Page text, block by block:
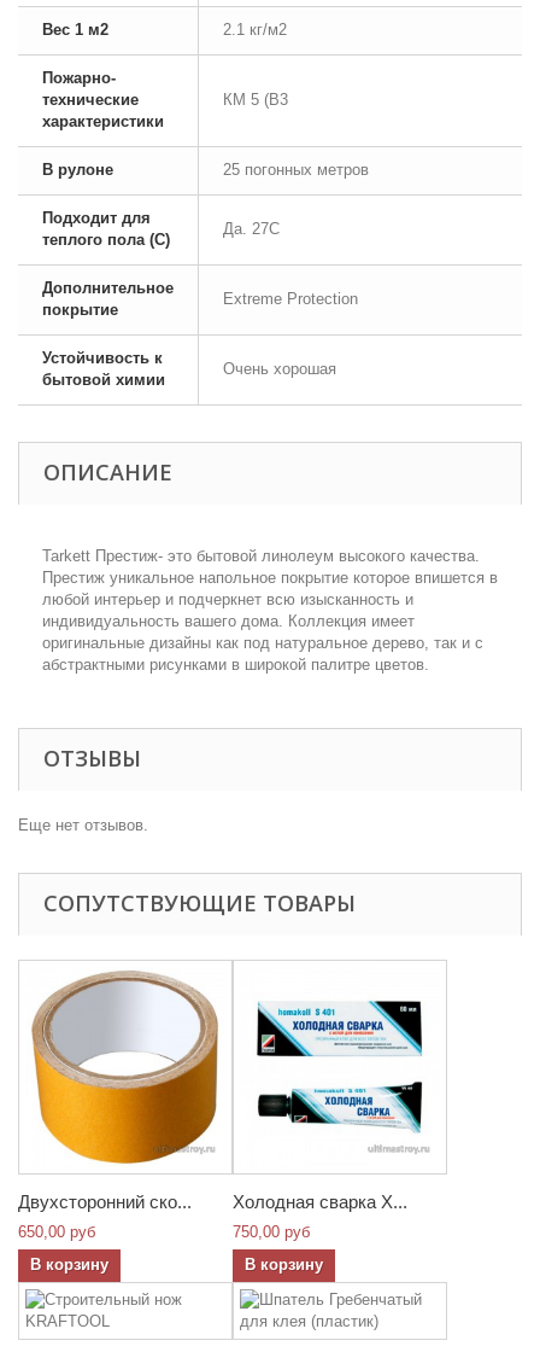
Вес 1 м2 2.1 кг/м2
Пожарно-
технические
характеристики
КМ 5 (В3
В рулоне 25 погонных метров
Подходит для
теплого пола (С)
Да. 27С
Дополнительное
покрытие
Extreme Protection
Устойчивость к
бытовой химии
Очень хорошая
ОПИСАНИЕ
Tarkett Престиж- это бытовой линолеум высокого качества.
Престиж уникальное напольное покрытие которое впишется в
любой интерьер и подчеркнет всю изысканность и
индивидуальность вашего дома. Коллекция имеет
оригинальные дизайны как под натуральное дерево, так и с
абстрактными рисунками в широкой палитре цветов.
ОТЗЫВЫ
Еще нет отзывов.
СОПУТСТВУЮЩИЕ ТОВАРЫ
Двухсторонний ско...
650,00 руб
В корзину
Холодная сварка Х...
750,00 руб
В корзину